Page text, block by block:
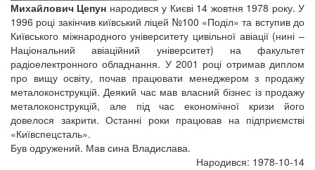
Михайлович Цепун народився у Києві 14 жовтня 1978 року. У
1996 році закінчив київський ліцей №100 «Поділ» та вступив до
Київського міжнародного університету цивільної авіації (нині –
Національний авіаційний університет) на факультет
радіоелектронного обладнання. У 2001 році отримав диплом
про вищу освіту, почав працювати менеджером з продажу
металоконструкцій. Деякий час мав власний бізнес із продажу
металоконструкцій, але під час економічної кризи його
довелося закрити. Останні роки працював на підприємстві
«Київспецсталь».
Був одружений. Мав сина Владислава.
Народився: 1978-10-14